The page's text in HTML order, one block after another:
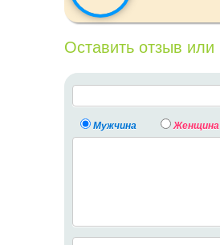
Оставить отзыв
Мужчина Женщина